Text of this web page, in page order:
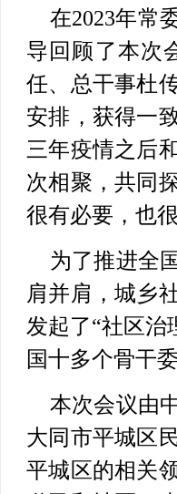
在2023年常
导回顾了本次
任、总干事杜
安排，获得一
三年疫情之后
次相聚，共同
很有必要，也
为了推进全
肩并肩，城乡
发起了“社区治
国十多个骨干
本次会议由
大同市平城区
平城区的相关